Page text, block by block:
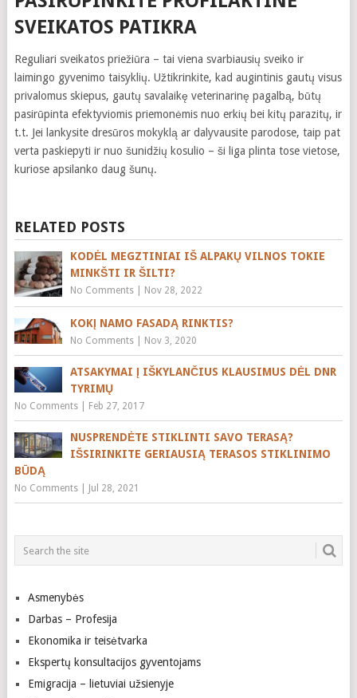
SVEIKATOS PATIKRA
Reguliari sveikatos priežiūra – tai viena svarbiausių sveiko ir
laimingo gyvenimo taisyklių. Užtikrinkite, kad augintinis gautų visus
privalomus skiepus, gautų savalaikę veterinarinę pagalbą, būtų
pasirūpinta efektyviomis priemonėmis nuo erkių bei kitų parazitų, ir
t.t. Jei lankysite dresūros mokyklą ar dalyvausite parodose, taip pat
verta paskiepyti ir nuo šunidžių kosulio – ši liga plinta tose vietose,
kuriose apsilanko daug šunų.
RELATED POSTS
KODĖL MEGZTINIAI IŠ ALPAKŲ VILNOS TOKIE
MINKŠTI IR ŠILTI?
No Comments| Nov 28, 2022
KOKĮ NAMO FASADĄ RINKTIS?
No Comments| Nov 3, 2020
ATSAKYMAI Į IŠKYLANČIUS KLAUSIMUS DĖL DNR
TYRIMŲ
No Comments| Feb 27, 2017
NUSPRENDĖTE STIKLINTI SAVO TERASĄ?
IŠSIRINKITE GERIAUSIĄ TERASOS STIKLINIMO
BŪDĄ
No Comments| Jul 28, 2021
Asmenybės
Darbas – Profesija
Ekonomika ir teisėtvarka
Ekspertų konsultacijos gyventojams
Emigracija – lietuviai užsienyje